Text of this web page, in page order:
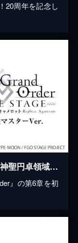
20周年を記念し
Fate/Grand Order THE STAGE -神聖円卓領域キャメロット- 男性マスターver.
』の第6章を初